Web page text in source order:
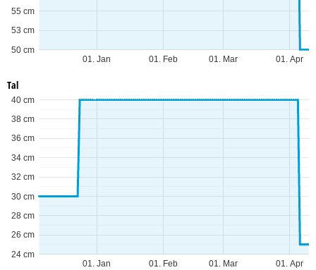
01. Jan 01. Feb 01. Mar 01. Apr
50 cm
53 cm
55 cm
Tal
01. Jan 01. Feb 01. Mar 01. Apr
24 cm
26 cm
28 cm
30 cm
32 cm
34 cm
36 cm
38 cm
40 cm